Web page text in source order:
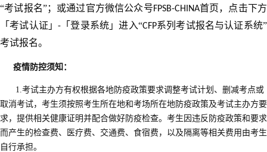
“考试报名”；或通过官方微信公众号FPSB-CHINA首页，点击下方
「考试认证」- 「登录系统」进入“CFP系列考试报名与认证系统”
考试报名。
疫情防控须知 ：
1.考试主办方有权根据各地防疫政策要求调整考试计划、删减考点或
取消考试，考生须按照考生所在地和考场所在地防疫政策及考试主办方要
求，提供相关健康证明并配合做好防疫检查。考生因违反防疫政策和要求
而产生的检查费、医疗费、交通费、食宿费，以及隔离等相关费用由考生
自行承担。